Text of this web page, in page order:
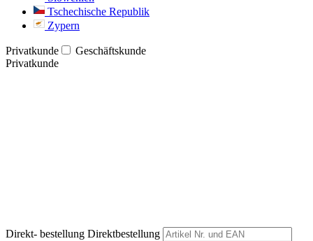
Tschechische Republik
Zypern
Privatkunde
Geschäftskunde
Privatkunde
Direkt- bestellung Direktbestellung